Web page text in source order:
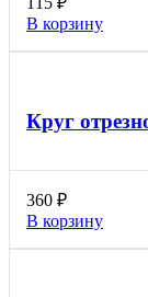
В корзину
Круг
360 ₽
В корзину